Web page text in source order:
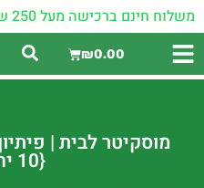
משלוח חינם ברכישה מעל 250 ש"ח
₪0.00
מוסקיטר לבית |
{10 יחידות}